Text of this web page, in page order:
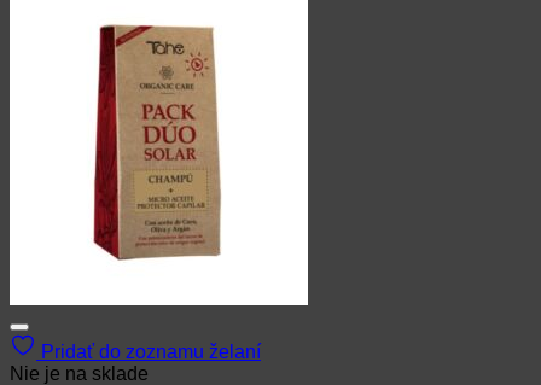
Pridať do zoznamu želaní
Nie je na sklade